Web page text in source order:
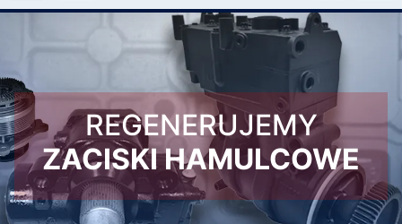
REGENERUJEMY
ZACISKI HAMULCOWE